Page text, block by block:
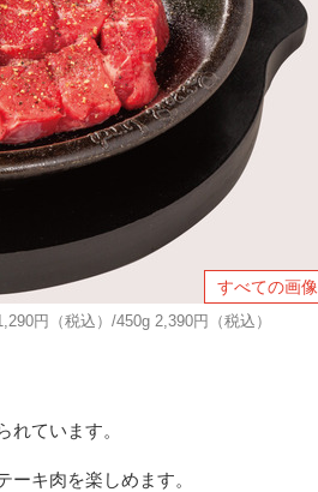
すべての画像
円（税込）/450g 2,390円（税込）
ています。
キ肉を楽しめます。